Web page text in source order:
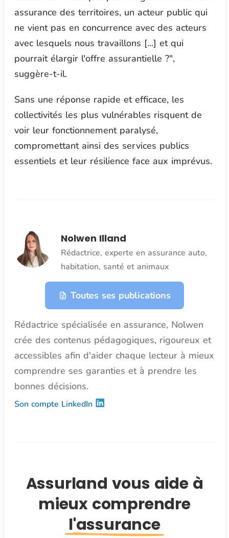
assurance des territoires, un acteur public qui
ne vient pas en concurrence avec des acteurs
avec lesquels nous travaillons [...] et qui
pourrait élargir l'offre assurantielle ?",
suggère-t-il.
Sans une réponse rapide et efficace, les
collectivités les plus vulnérables risquent de
voir leur fonctionnement paralysé,
compromettant ainsi des services publics
essentiels et leur résilience face aux imprévus.
Nolwen Illand
Rédactrice, experte en assurance auto,
habitation, santé et animaux
Toutes ses publications
Rédactrice spécialisée en assurance, Nolwen
crée des contenus pédagogiques, rigoureux et
accessibles afin d'aider chaque lecteur à mieux
comprendre ses garanties et à prendre les
bonnes décisions.
Son compte LinkedIn
Assurland vous aide à
mieux comprendre
l'assurance